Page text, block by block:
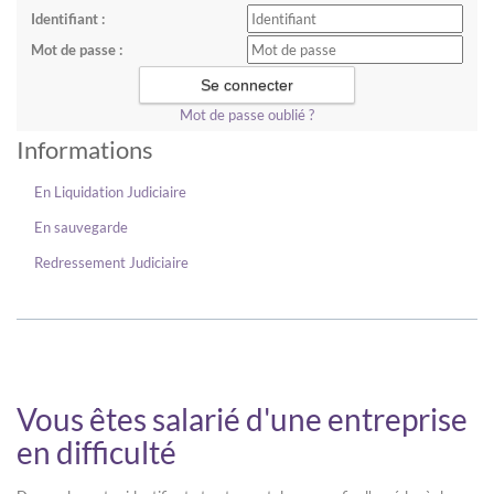
Identifiant :
Mot de passe :
Mot de passe oublié ?
Informations
En Liquidation Judiciaire
En sauvegarde
Redressement Judiciaire
Vous êtes salarié d'une entreprise
en difficulté